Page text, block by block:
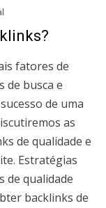
fatores de
de busca e
de uma
as
de qualidade e
Estratégias
de qualidade
backlinks de